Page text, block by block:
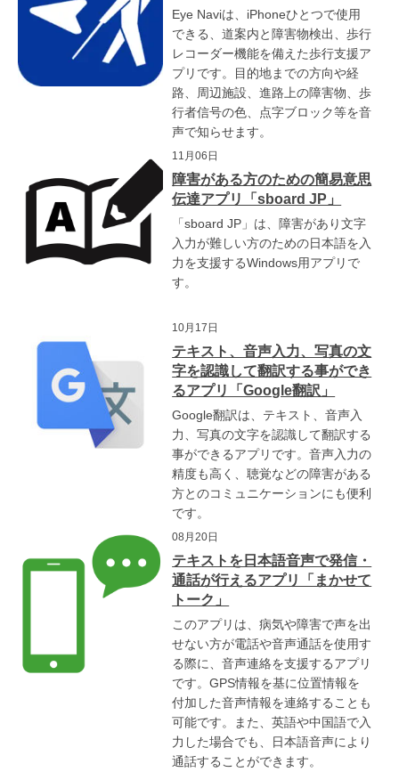
Eye Naviは、iPhoneひとつで使用
できる、道案内と障害物検出、歩行
レコーダー機能を備えた歩行支援ア
プリです。目的地までの方向や経
路、周辺施設、進路上の障害物、歩
行者信号の色、点字ブロック等を音
声で知らせます。
11月06日
障害がある方のための簡易意思
伝達アプリ「sboard JP」
「sboard JP」は、障害があり文字
入力が難しい方のための日本語を入
力を支援するWindows用アプリで
す。
10月17日
テキスト、音声入力、写真の文
字を認識して翻訳する事ができ
るアプリ「Google翻訳」
Google翻訳は、テキスト、音声入
力、写真の文字を認識して翻訳する
事ができるアプリです。音声入力の
精度も高く、聴覚などの障害がある
方とのコミュニケーションにも便利
です。
08月20日
テキストを日本語音声で発信・
通話が行えるアプリ「まかせて
トーク」
このアプリは、病気や障害で声を出
せない方が電話や音声通話を使用す
る際に、音声連絡を支援するアプリ
です。GPS情報を基に位置情報を
付加した音声情報を連絡することも
可能です。また、英語や中国語で入
力した場合でも、日本語音声により
通話することができます。